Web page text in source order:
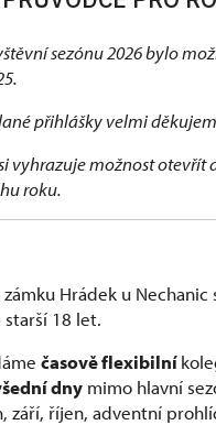
sezónu 2026 bylo
přihlášky velmi
vyhrazuje možnost
roku.
Hrádek u Nechanic
starší 18 let.
časově flexibilní
dny mimo hlavní
září, říjen, adventní